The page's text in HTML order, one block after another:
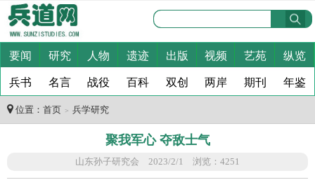
要闻 研究 人物 遗迹 出版 视频 艺苑 纵览
兵书 名言 战役 百科 双创 两岸 期刊 年鉴
位置： 首页 ＞ 兵学研究
聚我军心 夺敌士气
山东孙子研究会 2023/2/1 浏览：4251